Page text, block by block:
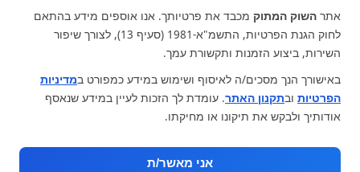
אתר השוק המתוק מכבד את פרטיותך. אנו אוספים מידע בהתאם
לחוק הגנת הפרטיות, התשמ"א-1981 (סעיף 13), לצורך שיפור
השירות, ביצוע הזמנות ותקשורת עמך.
באישורך הנך מסכים/ה לאיסוף ושימוש במידע כמפורט במדיניות
הפרטיות ובתקנון האתר. עומדת לך הזכות לעיין במידע שנאסף
אודותיך ולבקש את תיקונו או מחיקתו.
אני מאשר/ת